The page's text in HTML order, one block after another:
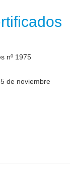
nº 1975
de noviembre